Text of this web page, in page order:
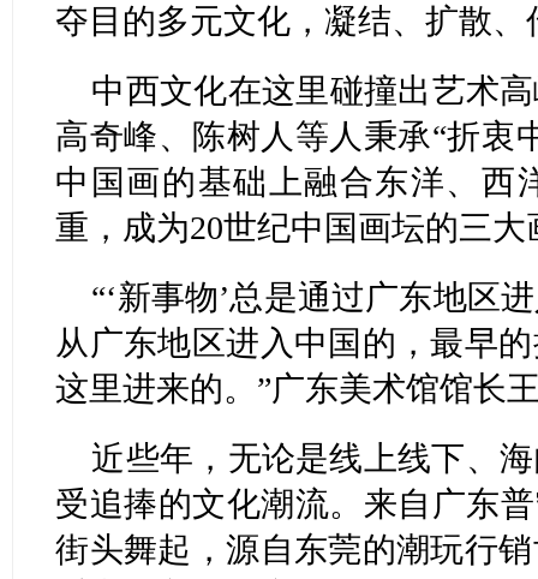
夺目的多元文化，凝结、扩散
中西文化在这里碰撞出艺术
高奇峰、陈树人等人秉承“折衷
中国画的基础上融合东洋、西
重，成为20世纪中国画坛的三大
“‘新事物’总是通过广东地区
从广东地区进入中国的，最早
这里进来的。”广东美术馆馆长
近些年，无论是线上线下、
受追捧的文化潮流。来自广东
街头舞起，源自东莞的潮玩行